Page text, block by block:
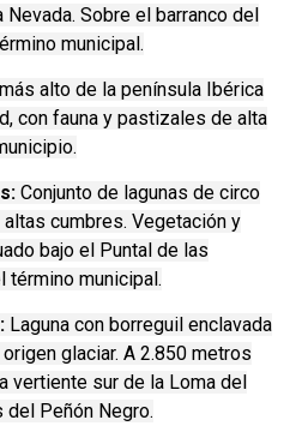
Sobre el barranco del
municipal.
alto de la península Ibérica
con fauna y pastizales de alta
Conjunto de lagunas de circo
cumbres. Vegetación y
bajo el Puntal de las
término municipal.
Laguna con borreguil enclavada
glaciar. A 2.850 metros
vertiente sur de la Loma del
del Peñón Negro.